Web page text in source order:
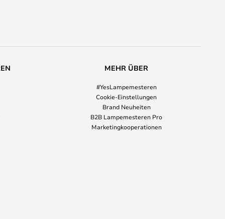
MEHR ÜBER
#YesLampemesteren
Cookie-Einstellungen
Brand Neuheiten
B2B Lampemesteren Pro
Marketingkooperationen